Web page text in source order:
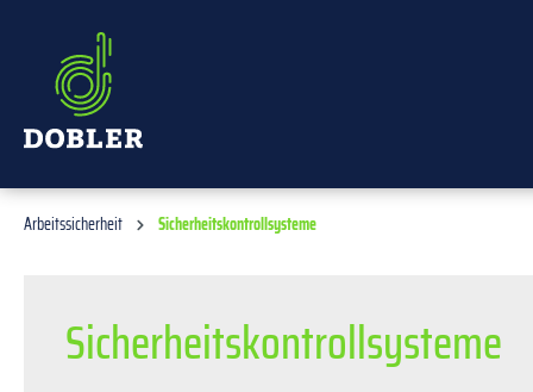
Arbeitssicherheit Sicherheitskontrollsysteme
Sicherheitskontrollsysteme